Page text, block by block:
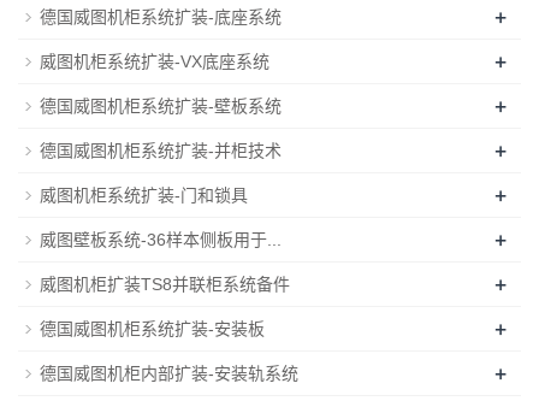
德国威图机柜系统扩装-底座系统 +
威图机柜系统扩装-VX底座系统 +
德国威图机柜系统扩装-壁板系统 +
德国威图机柜系统扩装-并柜技术 +
威图机柜系统扩装-门和锁具 +
威图壁板系统-36样本侧板用于... +
威图机柜扩装TS8并联柜系统备件 +
德国威图机柜系统扩装-安装板 +
德国威图机柜内部扩装-安装轨系统 +